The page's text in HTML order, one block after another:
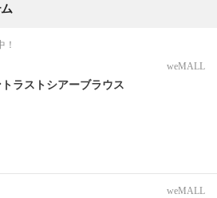
！
weMALL
トラストシアーブラウス
weMALL